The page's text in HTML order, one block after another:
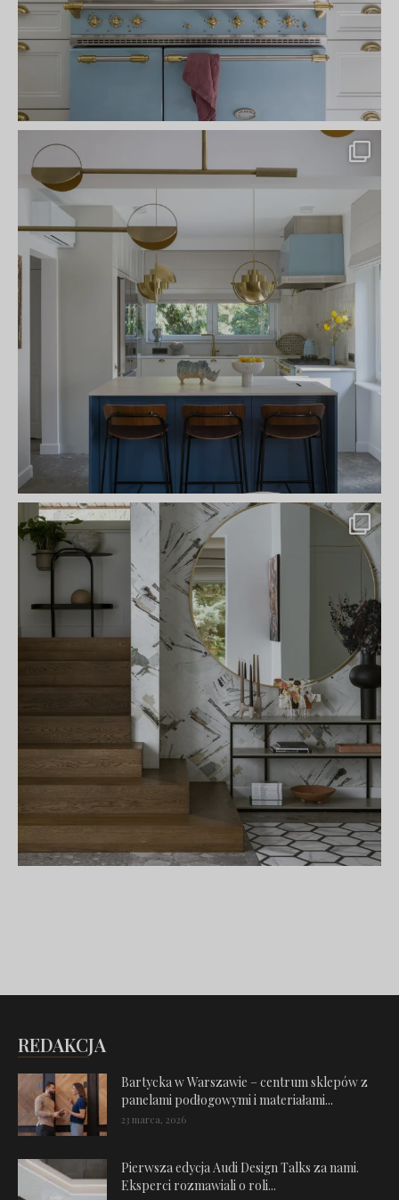
REDAKCJA
Bartycka w Warszawie – centrum sklepów z
panelami podłogowymi i materiałami...
23 marca, 2026
Pierwsza edycja Audi Design Talks za nami.
Eksperci rozmawiali o roli...